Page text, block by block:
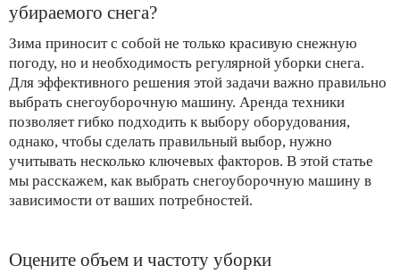
убираемого снега?
Зима приносит с собой не только красивую снежную
погоду, но и необходимость регулярной уборки снега.
Для эффективного решения этой задачи важно правильно
выбрать снегоуборочную машину. Аренда техники
позволяет гибко подходить к выбору оборудования,
однако, чтобы сделать правильный выбор, нужно
учитывать несколько ключевых факторов. В этой статье
мы расскажем, как выбрать снегоуборочную машину в
зависимости от ваших потребностей.
Оцените объем и частоту уборки